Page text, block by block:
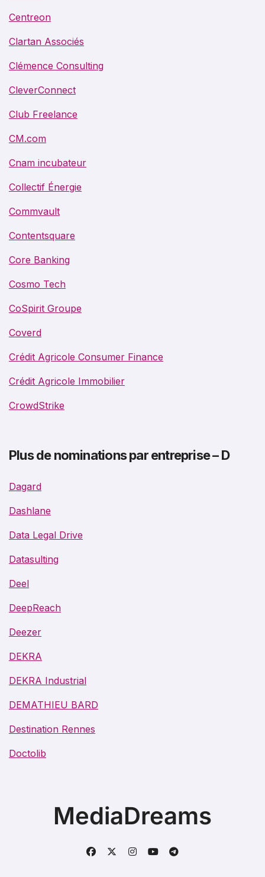
Centreon
Clartan Associés
Clémence Consulting
CleverConnect
Club Freelance
CM.com
Cnam incubateur
Collectif Énergie
Commvault
Contentsquare
Core Banking
Cosmo Tech
CoSpirit Groupe
Coverd
Crédit Agricole Consumer Finance
Crédit Agricole Immobilier
CrowdStrike
Plus de nominations par entreprise – D
Dagard
Dashlane
Data Legal Drive
Datasulting
Deel
DeepReach
Deezer
DEKRA
DEKRA Industrial
DEMATHIEU BARD
Destination Rennes
Doctolib
MediaDreams